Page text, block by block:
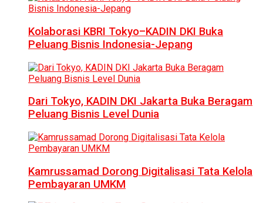
Kolaborasi KBRI Tokyo–KADIN DKI Buka
Peluang Bisnis Indonesia-Jepang
Dari Tokyo, KADIN DKI Jakarta Buka Beragam
Peluang Bisnis Level Dunia
Kamrussamad Dorong Digitalisasi Tata Kelola
Pembayaran UMKM